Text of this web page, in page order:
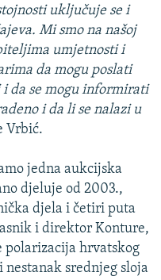
uključuje se i
Mi smo na našoj
umjetnosti i
da mogu poslati
da se mogu informirati
i da li se nalazi u
Vrbić.
jedna aukcijska
djeluje od 2003.,
djela i četiri puta
i direktor Konture,
polarizacija hrvatskog
nestanak srednjeg sloja